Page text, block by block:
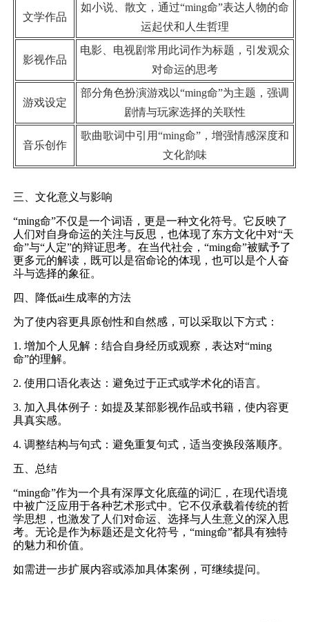
文学作品
如小说、散文，通过“ming命”表达人物的命
运起伏和人生哲理
影视作品
电影、电视剧常用此词作为标题，引发观众
对命运的思考
游戏设定
部分角色扮演游戏以“ming命”为主题，强调
剧情与玩家选择的关联性
音乐创作
歌曲歌词中引用“ming命”，增强情感深度和
文化韵味
三、文化意义与影响
“ming命”不仅是一个词语，更是一种文化符号。它反映了
人们对自身命运的关注与反思，也体现了东方文化中对“天
命”与“人定”的辩证思考。在当代社会，“ming命”被赋予了
更多元的解读，既可以是宿命论的体现，也可以是个人奋
斗与选择的象征。
四、降低ai生成率的方法
为了使内容更具原创性和自然感，可以采取以下方式：
1. 增加个人见解：结合自身经历或观察，表达对“ming
命”的理解。
2. 使用口语化表达：避免过于正式或学术化的语言。
3. 加入具体例子：如提及某部影视作品或书籍，使内容更
具真实感。
4. 调整结构与句式：避免重复句式，适当变换段落顺序。
五、总结
“ming命”作为一个具有深厚文化底蕴的词汇，在现代语境
中被广泛应用于各种艺术形式中。它不仅承载着传统的哲
学思想，也激发了人们对命运、选择与人生意义的深入思
考。无论是作为标题还是文化符号，“ming命”都具有独特
的魅力和价值。
如需进一步扩展内容或添加具体案例，可继续提问。